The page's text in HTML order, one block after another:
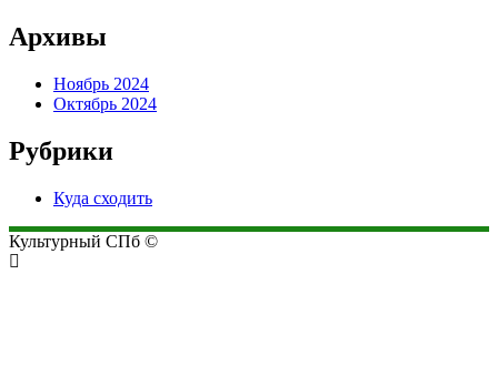
Архивы
Ноябрь 2024
Октябрь 2024
Рубрики
Куда сходить
Культурный СПб ©